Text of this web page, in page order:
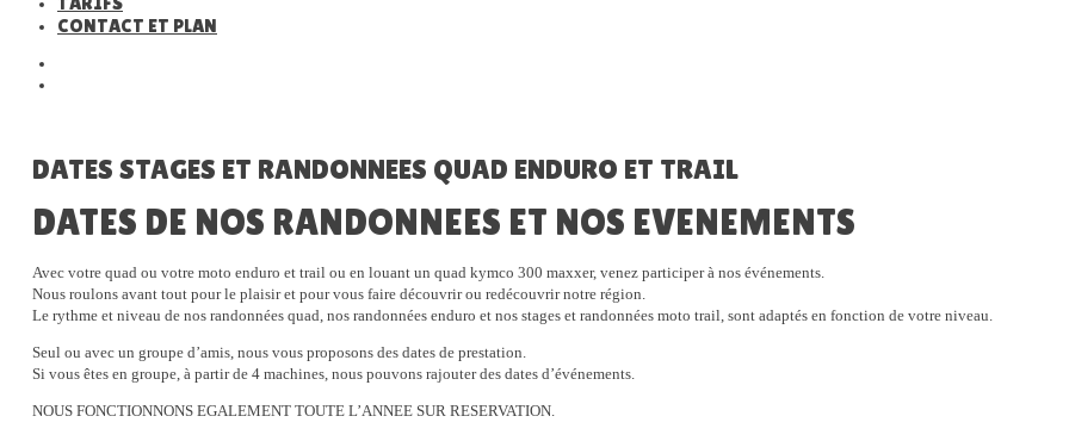
CONTACT ET PLAN
DATES STAGES ET RANDONNEES QUAD ENDURO ET TRAIL
DATES DE NOS RANDONNEES ET NOS EVENEMENTS
Avec votre quad ou votre moto enduro et trail ou en louant un quad kymco 300 maxxer, venez participer à nos événements.
Nous roulons avant tout pour le plaisir et pour vous faire découvrir ou redécouvrir notre région.
Le rythme et niveau de nos randonnées quad, nos randonnées enduro et nos stages et randonnées moto trail, sont adaptés en fonction de votre niveau.
Seul ou avec un groupe d’amis, nous vous proposons des dates de prestation.
Si vous êtes en groupe, à partir de 4 machines, nous pouvons rajouter des dates d’événements.
NOUS FONCTIONNONS EGALEMENT TOUTE L’ANNEE SUR RESERVATION.